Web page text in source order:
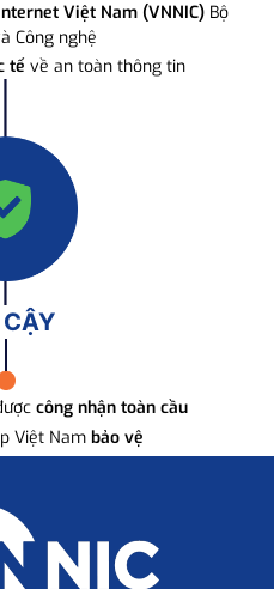
Việt Nam (VNNIC) Bộ
Công nghệ
tế về an toàn thông tin
công nhận toàn cầu
Việt Nam bảo vệ